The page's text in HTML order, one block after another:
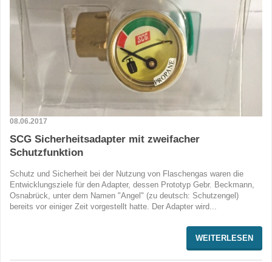
08.06.2017
SCG Sicherheitsadapter mit zweifacher
Schutzfunktion
Schutz und Sicherheit bei der Nutzung von Flaschengas waren die
Entwicklungsziele für den Adapter, dessen Prototyp Gebr. Beckmann,
Osnabrück, unter dem Namen "Angel" (zu deutsch: Schutzengel)
bereits vor einiger Zeit vorgestellt hatte. Der Adapter wird...
WEITERLESEN